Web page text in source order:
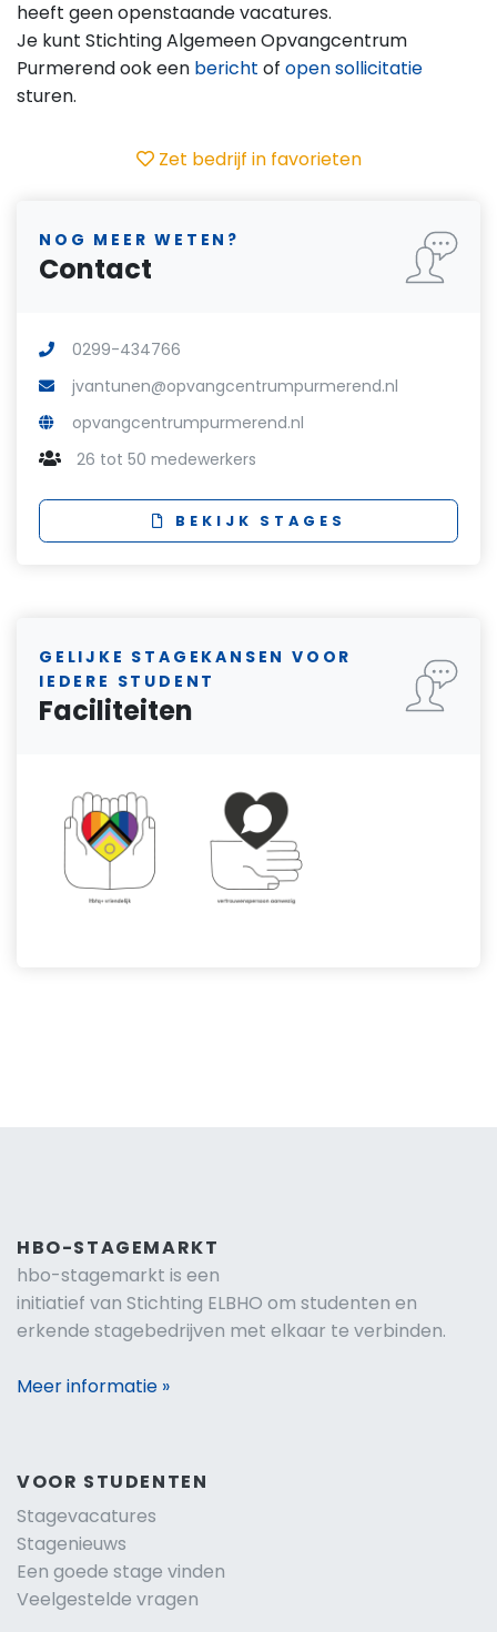
heeft geen openstaande vacatures.
Je kunt Stichting Algemeen Opvangcentrum
Purmerend ook een bericht of open sollicitatie
sturen.
Zet bedrijf in favorieten
NOG MEER WETEN?
Contact
0299-434766
jvantunen@opvangcentrumpurmerend.nl
opvangcentrumpurmerend.nl
26 tot 50 medewerkers
BEKIJK STAGES
GELIJKE STAGEKANSEN VOOR
IEDERE STUDENT
Faciliteiten
HBO-STAGEMARKT
hbo-stagemarkt is een
initiatief van Stichting ELBHO om studenten en
erkende stagebedrijven met elkaar te verbinden.
Meer informatie »
VOOR STUDENTEN
Stagevacatures
Stagenieuws
Een goede stage vinden
Veelgestelde vragen